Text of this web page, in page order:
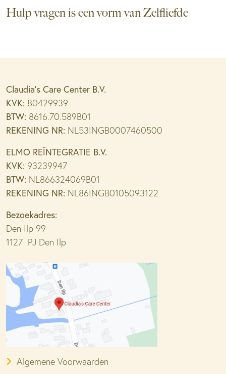
Hulp vragen is een vorm van Zelfliefde
Claudia’s Care Center B.V.
KVK: 80429939
BTW: 8616.70.589B01
REKENING NR: NL53INGB0007460500
ELMO REÏNTEGRATIE B.V.
KVK: 93239947
BTW: NL866324069B01
REKENING NR: NL86INGB0105093122
Bezoekadres:
Den Ilp 99
1127 PJ Den Ilp
Algemene Voorwaarden